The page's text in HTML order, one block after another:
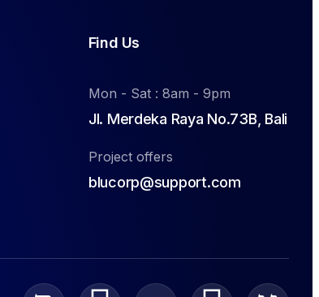
Find Us
Mon - Sat : 8am - 9pm
Jl. Merdeka Raya No.73B, Bali
Project offers
blucorp@support.com